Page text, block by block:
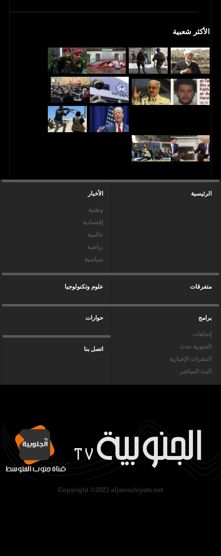
الأكثر شعبية
الرئيسية الأخبار
وطنية
إقتصادية
عالمية
رياضية
سياسية
متفرقات علوم وتكنولوجيا
برامج
إتجاهات
الجنوبية حدث
النشرات الإخبارية
البث المباشر
حوارات
اتصل بنا
Copyright ©2023 aljanoubiyatv.net